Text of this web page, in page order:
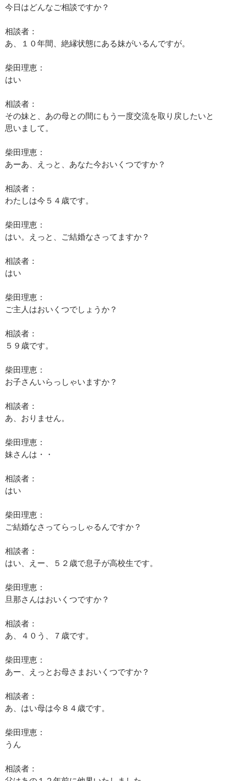
今日はどんなご相談ですか？
相談者：
あ、１０年間、絶縁状態にある妹がいるんですが。
柴田理恵：
はい
相談者：
その妹と、あの母との間にもう一度交流を取り戻したいと
思いまして。
柴田理恵：
あーあ、えっと、あなた今おいくつですか？
相談者：
わたしは今５４歳です。
柴田理恵：
はい。えっと、ご結婚なさってますか？
相談者：
はい
柴田理恵：
ご主人はおいくつでしょうか？
相談者：
５９歳です。
柴田理恵：
お子さんいらっしゃいますか？
相談者：
あ、おりません。
柴田理恵：
妹さんは・・
相談者：
はい
柴田理恵：
ご結婚なさってらっしゃるんですか？
相談者：
はい、えー、５２歳で息子が高校生です。
柴田理恵：
旦那さんはおいくつですか？
相談者：
あ、４０う、７歳です。
柴田理恵：
あー、えっとお母さまおいくつですか？
相談者：
あ、はい母は今８４歳です。
柴田理恵：
うん
相談者：